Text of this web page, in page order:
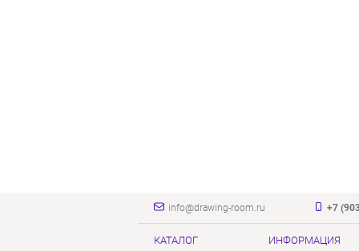
info@drawing-room.ru +7
КАТАЛОГ ИНФОРМАЦИЯ